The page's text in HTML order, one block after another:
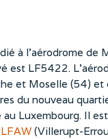
à l’aérodrome de
est LF5422.
et Moselle (54) et
du nouveau
Luxembourg. Il
LFAW(Villerupt-